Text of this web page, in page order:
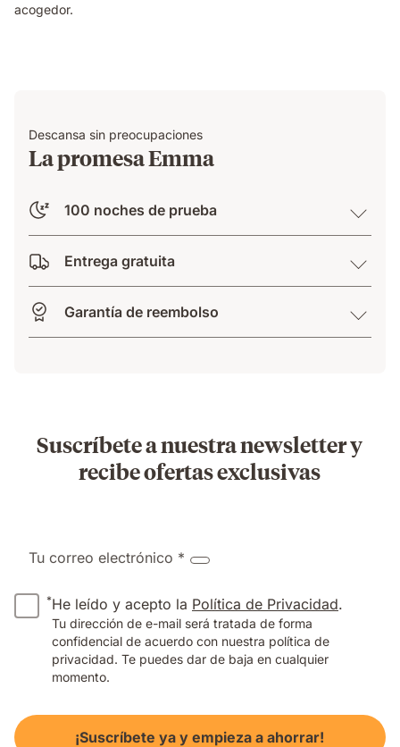
acogedor.
Descansa sin preocupaciones
La promesa Emma
100 noches de prueba
Entrega gratuita
Garantía de reembolso
Suscríbete a nuestra newsletter y
recibe ofertas exclusivas
Tu correo electrónico *
*He leído y acepto la Política de Privacidad.
Tu dirección de e-mail será tratada de forma
confidencial de acuerdo con nuestra política de
privacidad. Te puedes dar de baja en cualquier
momento.
¡Suscríbete ya y empieza a ahorrar!